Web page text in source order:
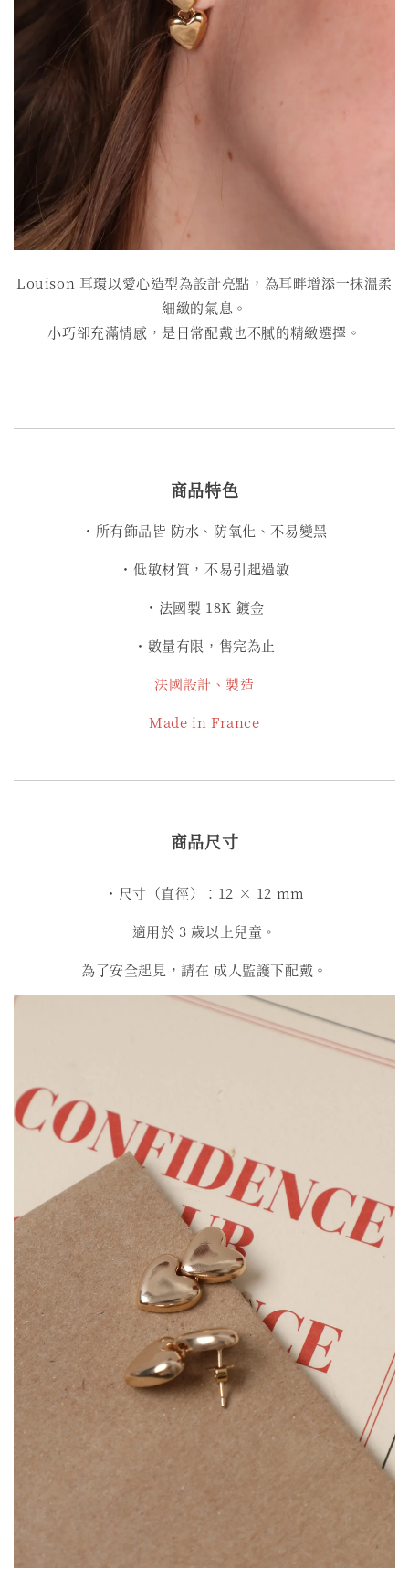
Louison 耳環以愛心造型為設計亮點，為耳畔增添一抹溫柔
細緻的氣息。
小巧卻充滿情感，是日常配戴也不膩的精緻選擇。
商品特色
・所有飾品皆 防水、防氧化、不易變黑
・低敏材質，不易引起過敏
・法國製 18K 鍍金
・數量有限，售完為止
法國設計、製造
Made in France
商品尺寸
・尺寸（直徑）：12 × 12 mm
適用於 3 歲以上兒童。
為了安全起見，請在 成人監護下配戴。